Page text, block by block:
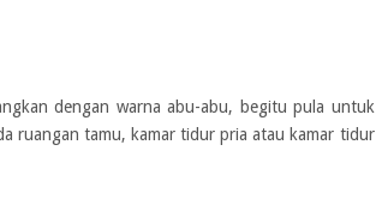
dengan warna abu-abu, begitu pula untuk
ruangan tamu, kamar tidur pria atau kamar tidur